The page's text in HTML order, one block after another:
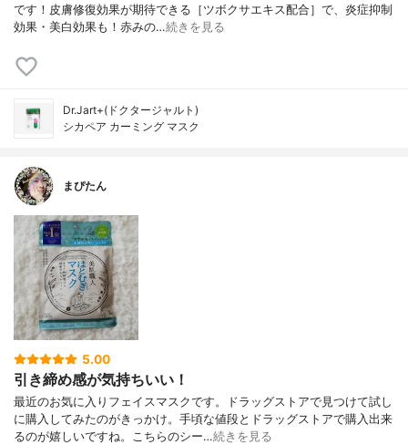
です！皮膚修復効果が期待できる［ツボクサエキス配合］で、炎症抑制
効果・美白効果も！赤みの…続きを見る
Dr.Jart+(ドクタージャルト)
シカペア カーミング マスク
まぴたん
5.00
引き締め感が気持ちいい！
最近のお気に入りフェイスマスクです。ドラッグストアで見つけて試し
に購入してみたのがきっかけ。手頃な値段とドラッグストアで購入出来
るのが嬉しいですね。こちらのシー…続きを見る